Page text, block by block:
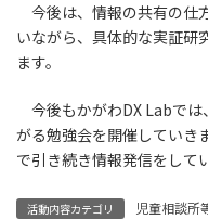
今後は、情報の共有の仕
いながら、具体的な実証研
ます。
今後もかがわDX Labでは
がる勉強会を開催していき
で引き続き情報発信をして
活動内容カテゴリ 児童相談所